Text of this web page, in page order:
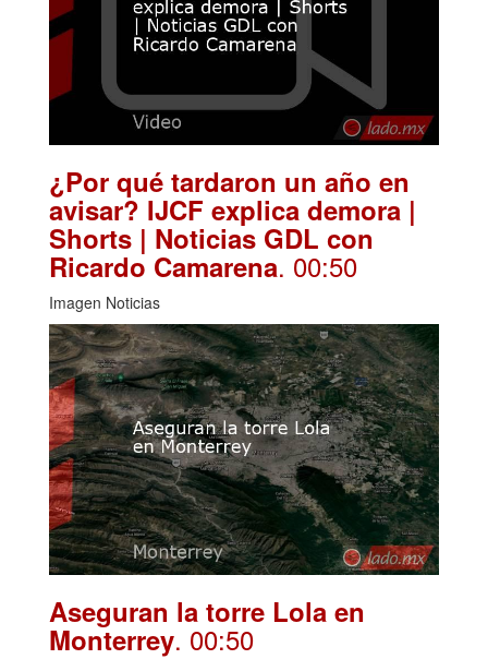
¿Por qué tardaron un año en
avisar? IJCF explica demora |
Shorts | Noticias GDL con
Ricardo Camarena. 00:50
Imagen Noticias
Aseguran la torre Lola en
Monterrey. 00:50